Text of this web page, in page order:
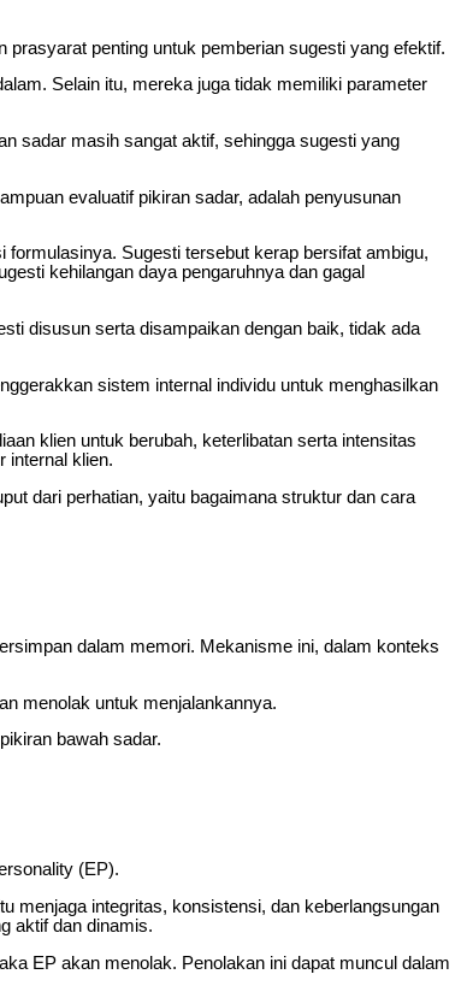
penting untuk pemberian sugesti yang efektif.
Selain itu, mereka juga tidak memiliki parameter
sadar masih sangat aktif, sehingga sugesti yang
evaluatif pikiran sadar, adalah penyusunan
Sugesti tersebut kerap bersifat ambigu,
kehilangan daya pengaruhnya dan gagal
disusun serta disampaikan dengan baik, tidak ada
sistem internal individu untuk menghasilkan
klien untuk berubah, keterlibatan serta intensitas
internal klien.
dari perhatian, yaitu bagaimana struktur dan cara
dalam memori. Mekanisme ini, dalam konteks
menolak untuk menjalankannya.
bawah sadar.
(EP).
menjaga integritas, konsistensi, dan keberlangsungan
aktif dan dinamis.
EP akan menolak. Penolakan ini dapat muncul dalam